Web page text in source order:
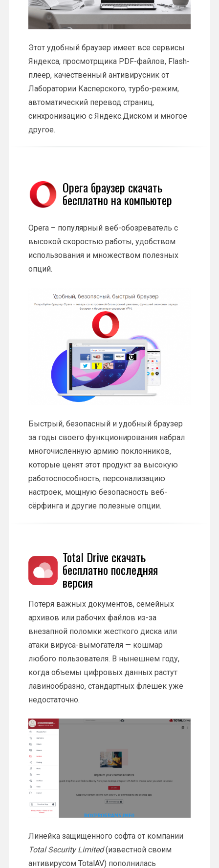
Этот удобный браузер имеет все сервисы
Яндекса, просмотрщика PDF-файлов, Flash-
плеер, качественный антивирусник от
Лаборатории Касперского, турбо-режим,
автоматический перевод страниц,
синхронизацию с Яндекс.Диском и многое
другое.
Opera браузер скачать
бесплатно на компьютер
Opera – популярный веб-обозреватель с
высокой скоростью работы, удобством
использования и множеством полезных
опций.
Быстрый, безопасный и удобный браузер
за годы своего функционирования набрал
многочисленную армию поклонников,
которые ценят этот продукт за высокую
работоспособность, персонализацию
настроек, мощную безопасность веб-
сёрфинга и другие полезные опции.
Total Drive скачать
бесплатно последняя
версия
Потеря важных документов, семейных
архивов или рабочих файлов из-за
внезапной поломки жесткого диска или
атаки вируса-вымогателя — кошмар
любого пользователя. В нынешнем году,
когда объемы цифровых данных растут
лавинообразно, стандартных флешек уже
недостаточно.
Линейка защищенного софта от компании
Total Security Limited(известной своим
антивирусом TotalAV) пополнилась